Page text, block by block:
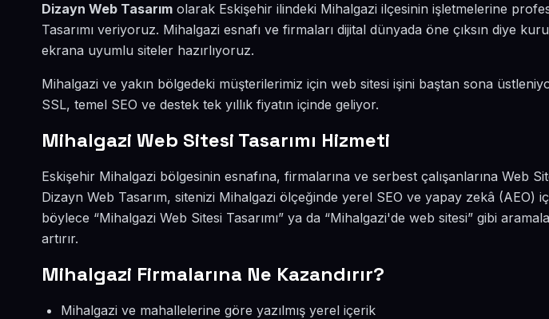
Dizayn Web Tasarım olarak Eskişehir ilindeki Mihalgazi ilçesinin işletmelerine
Tasarımı veriyoruz. Mihalgazi esnafı ve firmaları dijital dünyada öne çıksın diye
ekrana uyumlu siteler hazırlıyoruz.
Mihalgazi ve yakın bölgedeki müşterilerimiz için web sitesi işini baştan sona
SSL, temel SEO ve destek tek yıllık fiyatın içinde geliyor.
Mihalgazi Web Sitesi Tasarımı Hizmeti
Eskişehir Mihalgazi bölgesinin esnafına, firmalarına ve serbest çalışanlarına Web
Dizayn Web Tasarım, sitenizi Mihalgazi ölçeğinde yerel SEO ve yapay zekâ (AEO)
böylece “Mihalgazi Web Sitesi Tasarımı” ya da “Mihalgazi'de web sitesi” gibi
artırır.
Mihalgazi Firmalarına Ne Kazandırır?
Mihalgazi ve mahallelerine göre yazılmış yerel içerik